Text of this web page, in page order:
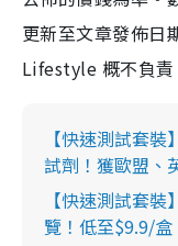
更新至文章發佈日
Lifestyle 概不負責
【快速測試套
試劑！獲歐盟、
【快速測試套
覽！低至$9.9/